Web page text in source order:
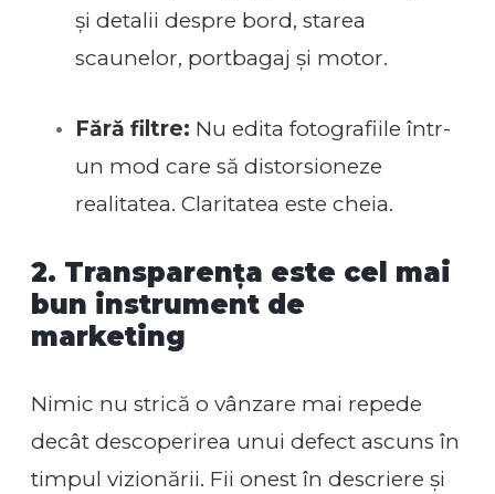
și detalii despre bord, starea
scaunelor, portbagaj și motor.
Fără filtre: Nu edita fotografiile într-
un mod care să distorsioneze
realitatea. Claritatea este cheia.
2. Transparența este cel mai
bun instrument de
marketing
Nimic nu strică o vânzare mai repede
decât descoperirea unui defect ascuns în
timpul vizionării. Fii onest în descriere și